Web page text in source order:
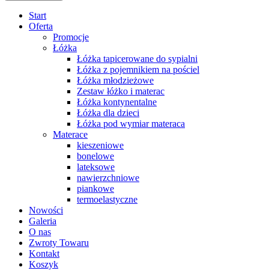
Start
Oferta
Promocje
Łóżka
Łóżka tapicerowane do sypialni
Łóżka z pojemnikiem na pościel
Łóżka młodzieżowe
Zestaw łóżko i materac
Łóżka kontynentalne
Łóżka dla dzieci
Łóżka pod wymiar materaca
Materace
kieszeniowe
bonelowe
lateksowe
nawierzchniowe
piankowe
termoelastyczne
Nowości
Galeria
O nas
Zwroty Towaru
Kontakt
Koszyk